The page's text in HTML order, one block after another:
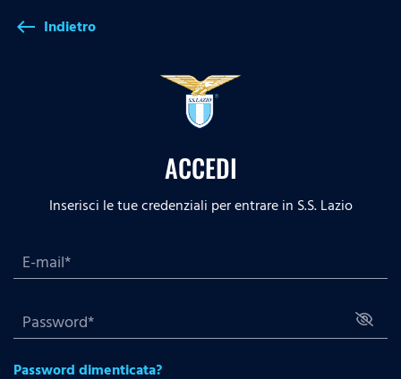
west Indietro
ACCEDI
Inserisci le tue credenziali per entrare in S.S. Lazio
Password dimenticata?